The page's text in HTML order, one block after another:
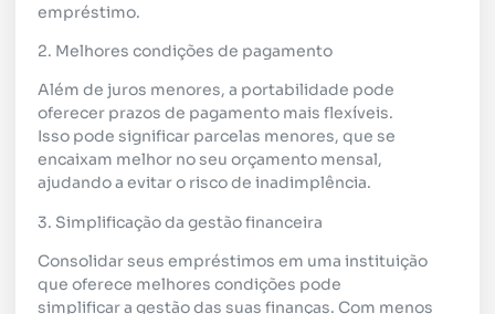
empréstimo.
2. Melhores condições de pagamento
Além de juros menores, a portabilidade pode
oferecer prazos de pagamento mais flexíveis.
Isso pode significar parcelas menores, que se
encaixam melhor no seu orçamento mensal,
ajudando a evitar o risco de inadimplência.
3. Simplificação da gestão financeira
Consolidar seus empréstimos em uma instituição
que oferece melhores condições pode
simplificar a gestão das suas finanças. Com menos